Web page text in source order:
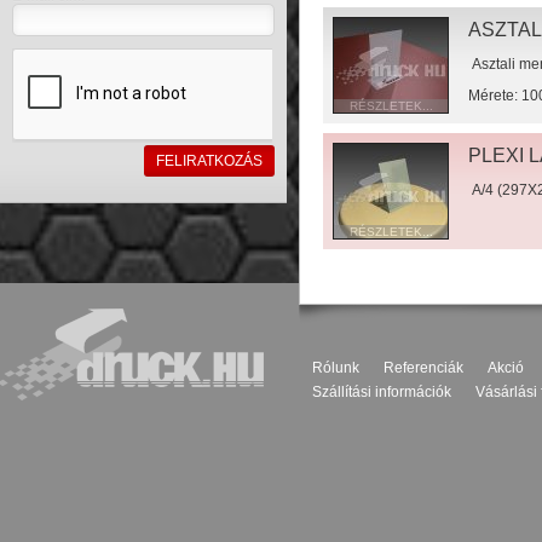
RÉSZLETEK...
Asztali
Mérete:
RÉSZLETEK...
PLEXI
A/4
Rólunk Referenciák
Akció
Szállítási információk
Vásárlási